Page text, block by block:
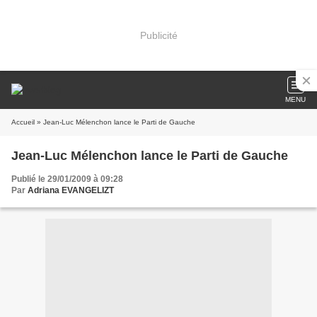
Publicité
MENU
Accueil » Jean-Luc Mélenchon lance le Parti de Gauche
Jean-Luc Mélenchon lance le Parti de Gauche
Publié le 29/01/2009 à 09:28
Par Adriana EVANGELIZT